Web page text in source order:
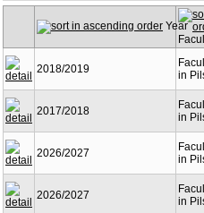
Year
2018/2019
in
2017/2018
in
2026/2027
in
2026/2027
in